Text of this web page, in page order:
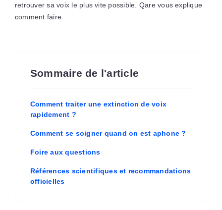
retrouver sa voix le plus vite possible. Qare vous explique
comment faire.
Sommaire de l'article
Comment traiter une extinction de voix
rapidement ?
Comment se soigner quand on est aphone ?
Foire aux questions
Références scientifiques et recommandations
officielles